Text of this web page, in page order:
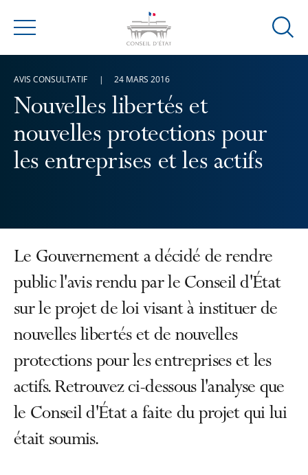
Menu
Ouvrir
Nouvelles libertés et
nouvelles protections pour
les entreprises et les actifs
AVIS CONSULTATIF 24 MARS 2016
Le Gouvernement a décidé de rendre
public l'avis rendu par le Conseil d'État
sur le projet de loi visant à instituer de
nouvelles libertés et de nouvelles
protections pour les entreprises et les
actifs. Retrouvez ci-dessous l'analyse que
le Conseil d'État a faite du projet qui lui
était soumis.